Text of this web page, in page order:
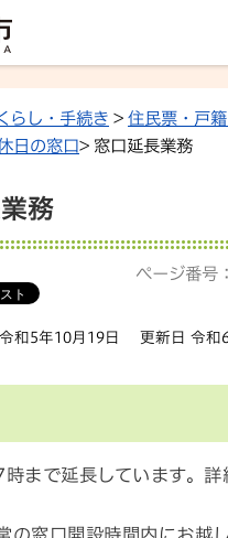
らし・手続き > 住民票・戸
日の窓口> 窓口延長業務
務
ページ番号
和5年10月19日 更新日 令和
まで延長しています。詳
の窓口開設時間内にお越